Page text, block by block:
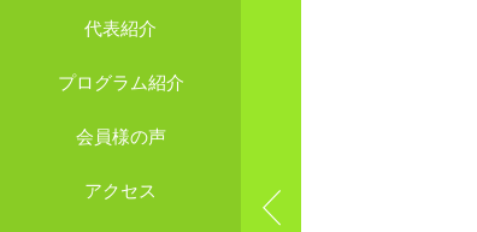
代表紹介
プログラム紹介
会員様の声
アクセス